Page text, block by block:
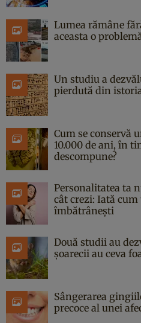
Lumea rămâne
aceasta o
Un studiu a
pierdută din
Cum se conservă
10.000 de ani, în
descompune?
Personalitatea ta
cât crezi: Iată
îmbătrânești
Două studii au
șoarecii au ceva
Sângerarea
precoce al unei